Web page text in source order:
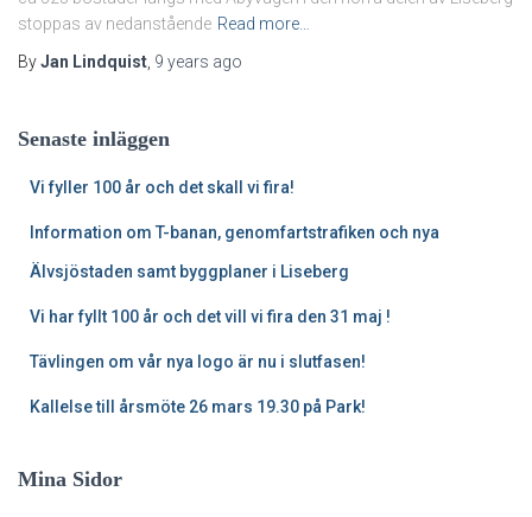
stoppas av nedanstående Read more…
ByJan Lindquist 9 years ago
Senaste inläggen
Vi fyller 100 år och det skall vi fira!
Information om T-banan, genomfartstrafiken och nya
Älvsjöstaden samt byggplaner i Liseberg
Vi har fyllt 100 år och det vill vi fira den 31 maj !
Tävlingen om vår nya logo är nu i slutfasen!
Kallelse till årsmöte 26 mars 19.30 på Park!
Mina Sidor